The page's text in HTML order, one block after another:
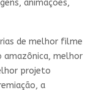
animações,
de melhor filme
amazônica, melhor
projeto
a